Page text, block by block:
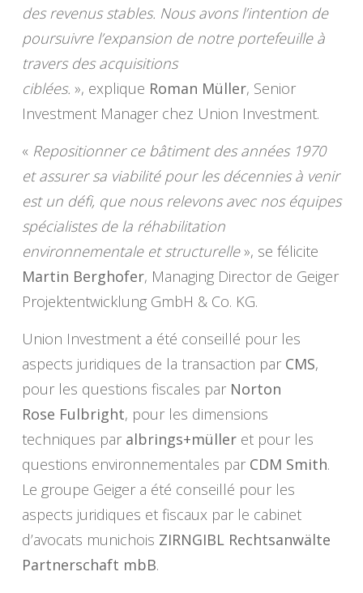
des revenus stables. Nous avons l’intention de
poursuivre l’expansion de notre portefeuille à
travers des acquisitions
ciblées. », explique Roman Müller, Senior
Investment Manager chez Union Investment.
« Repositionner ce bâtiment des années 1970
et assurer sa viabilité pour les décennies à venir
est un défi, que nous relevons avec nos équipes
spécialistes de la réhabilitation
environnementale et structurelle», se félicite
Martin Berghofer, Managing Director de Geiger
Projektentwicklung GmbH & Co. KG.
Union Investment a été conseillé pour les
aspects juridiques de la transaction par CMS,
pour les questions fiscales par Norton
Rose Fulbright, pour les dimensions
techniques par albrings+mülleret pour les
questions environnementales par CDM Smith.
Le groupe Geiger a été conseillé pour les
aspects juridiques et fiscaux par le cabinet
d’avocats munichois ZIRNGIBL Rechtsanwälte
Partnerschaft mbB.